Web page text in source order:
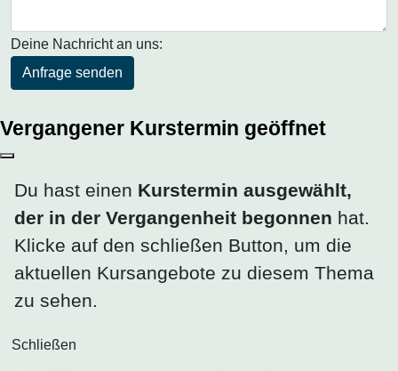
Deine Nachricht an uns:
Anfrage senden
Vergangener Kurstermin geöffnet
Du hast einen Kurstermin ausgewählt,
der in der Vergangenheit begonnen hat.
Klicke auf den schließen Button, um die
aktuellen Kursangebote zu diesem Thema
zu sehen.
Schließen